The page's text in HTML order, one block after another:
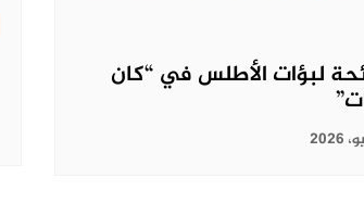
لبؤات الأطلس في “كان